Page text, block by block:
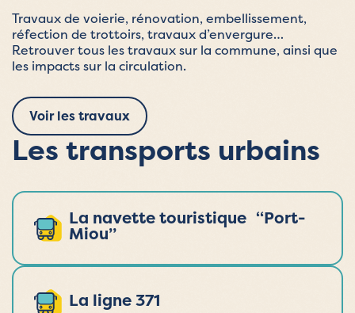
Travaux de voierie, rénovation, embellissement,
réfection de trottoirs, travaux d’envergure…
Retrouver tous les travaux sur la commune, ainsi que
les impacts sur la circulation.
Voir les travaux
Les transports urbains
La navette touristique “Port-
Miou”
La ligne 371